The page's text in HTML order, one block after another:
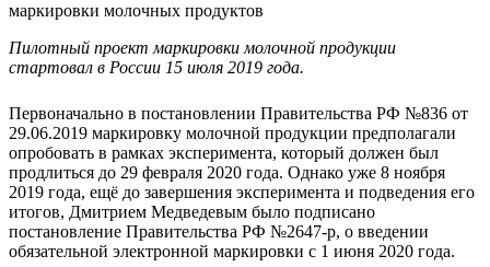
Пилотный проект маркировки молочной продукции
стартовал в России 15 июля 2019 года.
Первоначально в постановлении Правительства РФ №836 от
29.06.2019 маркировку молочной продукции предполагали
опробовать в рамках эксперимента, который должен был
продлиться до 29 февраля 2020 года. Однако уже 8 ноября
2019 года, ещё до завершения эксперимента и подведения его
итогов, Дмитрием Медведевым было подписано
постановление Правительства РФ №2647-р, о введении
обязательной электронной маркировки с 1 июня 2020 года.